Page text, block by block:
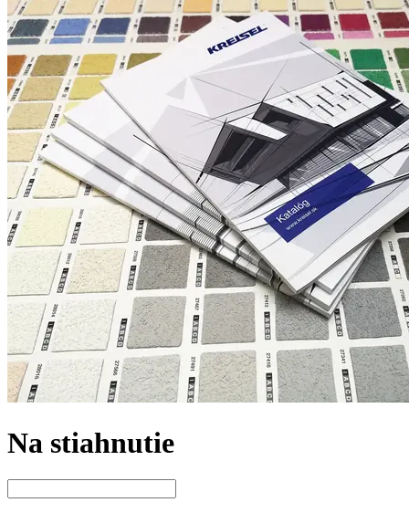
Na stiahnutie